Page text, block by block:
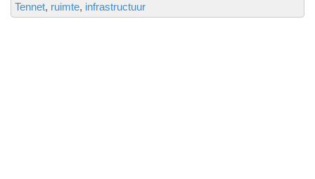
Tennet ruimte infrastructuur